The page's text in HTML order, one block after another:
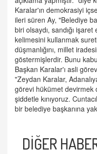
Karalar'ın demokrasiyi
ileri süren Ay, "Belediye
biri olsaydı, sandığı
kelimesini kullanmak
düşmanlığını, millet
göstermişlerdir. Bunu
Başkan Karalar'ı asli
"Zeydan Karalar,
görevi hükümet devirmek
şiddetle kınıyoruz.
bir belediye başkanına
DİĞER